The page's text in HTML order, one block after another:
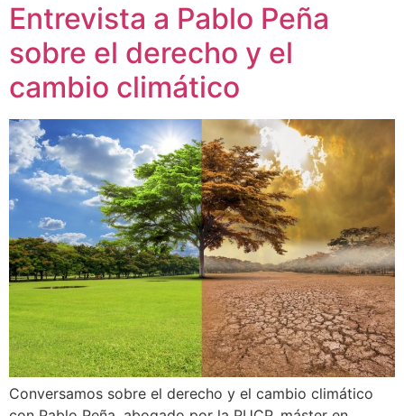
Entrevista a Pablo Peña
sobre el derecho y el
cambio climático
Conversamos sobre el derecho y el cambio climático